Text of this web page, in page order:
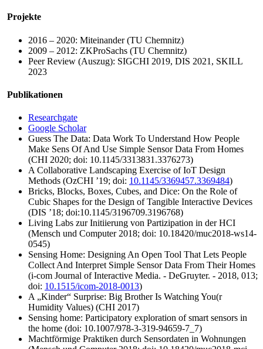
Projekte
2016 – 2020: Miteinander (TU Chemnitz)
2009 – 2012: ZKProSachs (TU Chemnitz)
Peer Review (Auszug): SIGCHI 2019, DIS 2021, SKILL
2023
Publikationen
Researchgate
Google Scholar
Guess The Data: Data Work To Understand How People
Make Sens Of And Use Simple Sensor Data From Homes
(CHI 2020; doi: 10.1145/3313831.3376273)
A Collaborative Landscaping Exercise of IoT Design
Methods (OzCHI ’19; doi: 10.1145/3369457.3369484)
Bricks, Blocks, Boxes, Cubes, and Dice: On the Role of
Cubic Shapes for the Design of Tangible Interactive Devices
(DIS ’18; doi:10.1145/3196709.3196768)
Living Labs zur Initiierung von Partizipation in der HCI
(Mensch und Computer 2018; doi: 10.18420/muc2018-ws14-
0545)
Sensing Home: Designing An Open Tool That Lets People
Collect And Interpret Simple Sensor Data From Their Homes
(i-com Journal of Interactive Media. - DeGruyter. - 2018, 013;
doi: 10.1515/icom-2018-0013)
A
Kinder
Surprise: Big Brother Is Watching You(r
Humidity Values) (CHI 2017)
Sensing home: Participatory exploration of smart sensors in
the home (doi: 10.1007/978-3-319-94659-7_7)
Machtförmige Praktiken durch Sensordaten in Wohnungen